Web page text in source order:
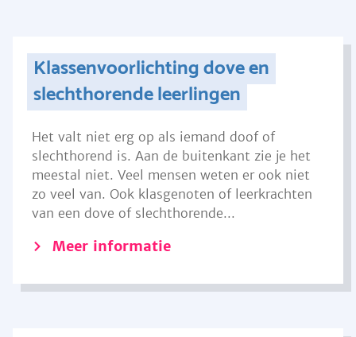
Klassenvoorlichting dove en
slechthorende leerlingen
Het valt niet erg op als iemand doof of
slechthorend is. Aan de buitenkant zie je het
meestal niet. Veel mensen weten er ook niet
zo veel van. Ook klasgenoten of leerkrachten
van een dove of slechthorende...
Meer informatie